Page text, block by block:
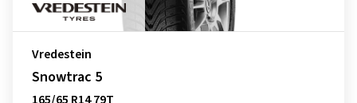
Vredestein
Snowtrac 5